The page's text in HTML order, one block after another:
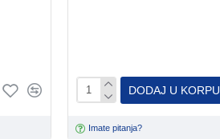
DODAJ U KORPU
Imate pitanja?